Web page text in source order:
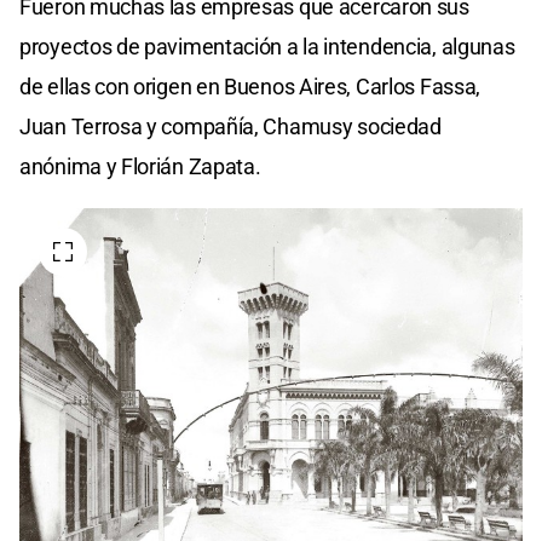
Fueron muchas las empresas que acercaron sus
proyectos de pavimentación a la intendencia, algunas
de ellas con origen en Buenos Aires, Carlos Fassa,
Juan Terrosa y compañía, Chamusy sociedad
anónima y Florián Zapata.